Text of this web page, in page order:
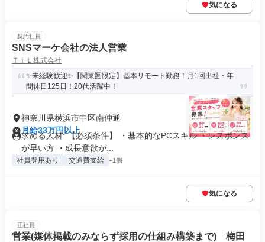
気になる
契約社員
SNSマーケ会社の法人営業
ＴｉＬ株式会社
✨未経験歓迎✨【関東圏限定】基本リモート勤務！月1回出社・年
間休日125日！20代活躍中！
神奈川県横浜市中区南仲通
月給33万円以上
求める人材: 【必須条件】 ・基本的なPCスキル ・レスポンス
が早い方 ・成長意欲が...
社員登用あり 交通費支給 +1個
気になる
正社員
営業(媒体掲載のみならず採用の仕組み構築まで) 梅田